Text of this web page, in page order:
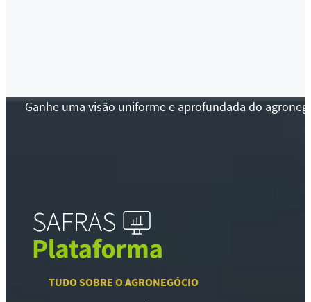
Ganhe uma visão uniforme e aprofundada do
TUDO SOBRE O AGRONEGÓCIO